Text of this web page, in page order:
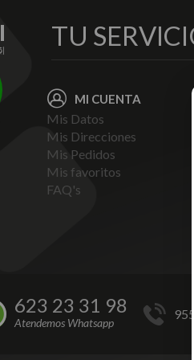
TU
MI CUENTA
Mis Datos
Mis Direcciones
Mis Pedidos
Mis favoritos
FAQ's
623 23 31 98
Atendemos Whatsapp